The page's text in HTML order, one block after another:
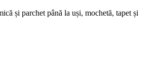
și parchet până la uși, mochetă, tapet și